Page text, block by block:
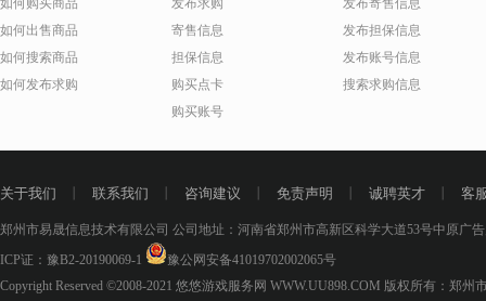
如何购买商品
如何出售商品
如何搜索商品
如何发布求购
发布求购
寄售信息
担保信息
购买点卡
购买账号
发布寄售信息
发布担保信息
发布账号信息
搜索求购信息
关于我们 联系我们 咨询建议 免责声明 诚聘英才 客
郑州市易晟信息技术有限公司 公司地址：河南省郑州市高新区科学大道53号中原广
ICP证：豫B2-20190069-1
豫公网安备41019702002065号
Copyright Reserved ©2008-2021 悠悠游戏服务网 WWW.UU898.COM 版权所有：郑州